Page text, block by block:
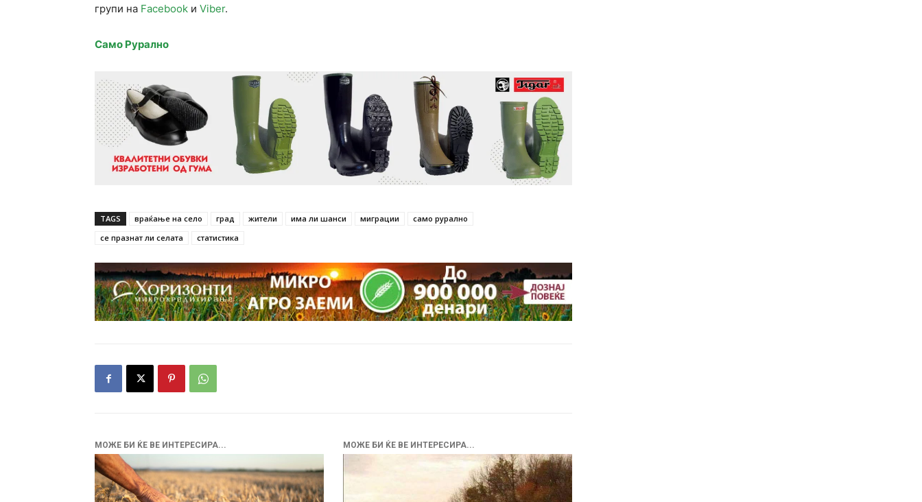
групи на Facebook и Viber.
Само Рурално
TAGS враќање на село град жители има ли шанси миграции
само рурално
се празнат ли селата
статистика
МОЖЕ БИ ЌЕ ВЕ ИНТЕРЕСИРА... МОЖЕ БИ ЌЕ ВЕ ИНТЕРЕСИРА...